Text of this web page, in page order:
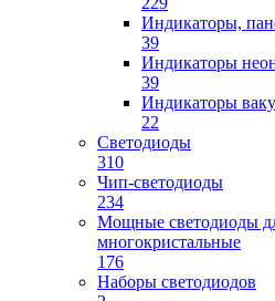
Индикаторы,
39
Индикаторы
39
Индикаторы
22
Светодиоды
310
Чип-светодиоды
234
Мощные светодиоды
многокристальные
176
Наборы светодиодов